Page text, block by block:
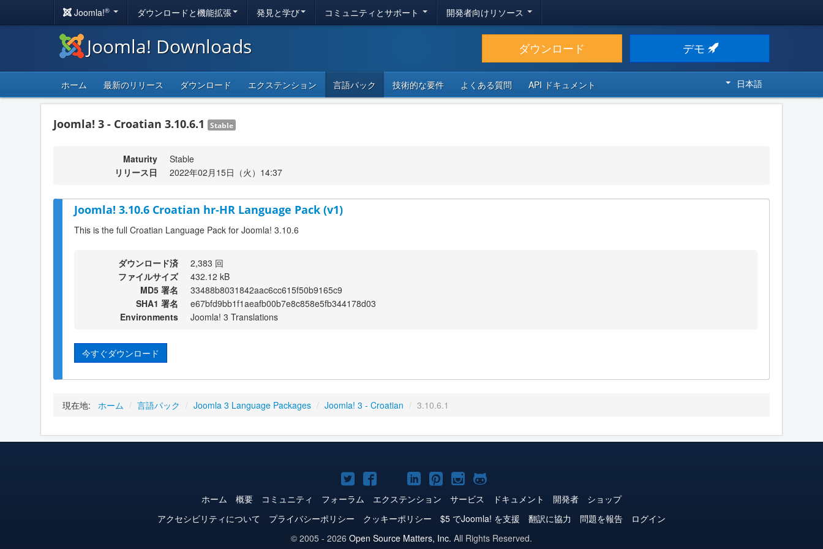
Joomla!® ダウンロードと機能拡張 発見と学び コミュニティとサポート 開発者向けリソース
Joomla! Downloads ダウンロード デモ
ホーム 最新のリリース ダウンロード エクステンション 言語パック 技術的な要件 よくある質問 API ドキュメント 日本語
Joomla! 3 - Croatian 3.10.6.1 Stable
Maturity
Stable
リリース日
2022年02月15日（火）14:37
Joomla! 3.10.6 Croatian hr-HR Language Pack (v1)
This is the full Croatian Language Pack for Joomla! 3.10.6
ダウンロード済
2,383 回
ファイルサイズ
432.12 kB
MD5 署名
33488b8031842aac6cc615f50b9165c9
SHA1 署名
e67bfd9bb1f1aeafb00b7e8c858e5fb344178d03
Environments
Joomla! 3 Translations
今すぐダウンロード
現在地: ホーム / 言語パック / Joomla 3 Language Packages / Joomla! 3 - Croatian / 3.10.6.1
Joomla!
Twitter
Joomla!
Facebook
Joomla!
YouTube
Joomla!
LinkedIn
Joomla!
Pinterest
Joomla!
Instagram
Joomla!
GitHub
ホーム 概要 コミュニティ フォーラム エクステンション サービス ドキュメント 開発者
ショップ
アクセシビリティについて
プライバシーポリシー クッキーポリシー $5 でJoomla! を支援 翻訳に協力 問題を報告
ログイン
© 2005 - 2026 Open Source Matters, Inc. All Rights Reserved.